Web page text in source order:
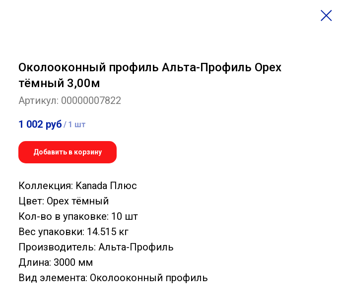
Околооконный профиль Альта-Профиль Орех
тёмный 3,00м
Артикул: 00000007822
1 002 руб / 1 шт
Добавить в корзину
Коллекция: Kanada Плюс
Цвет: Орех тёмный
Кол-во в упаковке: 10 шт
Вес упаковки: 14.515 кг
Производитель: Альта-Профиль
Длина: 3000 мм
Вид элемента: Околооконный профиль